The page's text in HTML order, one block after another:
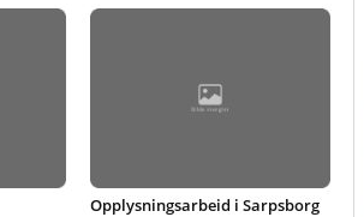
Opplysningsarbeid i Sarpsborg